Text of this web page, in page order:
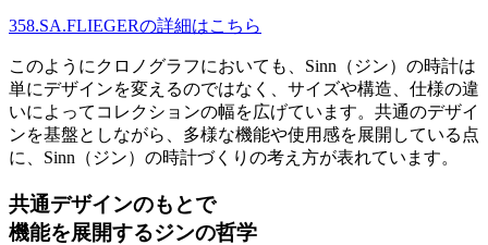
358.SA.FLIEGERの詳細はこちら
このようにクロノグラフにおいても、Sinn（ジン）の時計は
単にデザインを変えるのではなく、サイズや構造、仕様の違
いによってコレクションの幅を広げています。共通のデザイ
ンを基盤としながら、多様な機能や使用感を展開している点
に、Sinn（ジン）の時計づくりの考え方が表れています。
共通デザインのもとで
機能を展開するジンの哲学